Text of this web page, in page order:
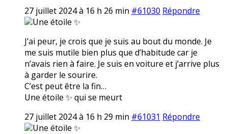
27 juillet 2024 à 16 h 26 min #61030 Répondre
Une étoile ✨
J’ai peur, je crois que je suis au bout du monde. Je
me suis mutile bien plus que d’habitude car je
n’avais rien à faire. Je suis en voiture et j’arrive plus
à garder le sourire.
C’est peut être la fin…
Une étoile ✨ qui se meurt
27 juillet 2024 à 16 h 29 min #61031 Répondre
Une étoile ✨